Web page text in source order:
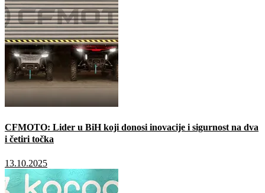
CFMOTO: Lider u BiH koji donosi inovacije i sigurnost na dva
i četiri točka
13.10.2025